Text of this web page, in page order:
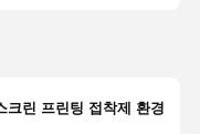
크린 프린팅 접착제 환경